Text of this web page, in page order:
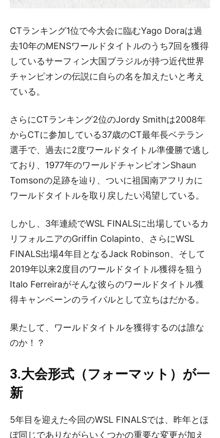
CTランキング1位で今大会に臨むYago Doraは過
去10年のMENSワールドタイトルのうち7回を獲得
しているサーフィン大国ブラジルが持つ近代世界
チャンピオンの伝説に自らの名を加えたいと考え
ている。
さらにCTランキング2位のJordy Smithは2008年
からCTに参加している37歳のCT最年長ベテラン
選手で、過去に2度ワールドタイトル準優勝で逃し
ており、1977年のワールドチャンピオンShaun
Tomsonの足跡を辿り、ついに祖国南アフリカに
ワールドタイトルを取り戻したい渇望している。
しかし、3年連続でWSL FINALSに出場しているカ
リフォルニアのGriffin Colapinto、さらにWSL
FINALS出場4年目となるJack Robinson、そして
2019年以来2度目のワールドタイトル獲得を狙う
Italo Ferreiraがそんな彼らのワールドタイトル獲
得キャンペーンのライバルとして立ちはだかる。
果たして、ワールドタイトルを獲得するのは誰な
のか！？
3.大会形式（フォーマット）が一
新
5年目を迎えた今回のWSL FINALSでは、昨年とほ
ぼ同じでありながらいくつかの重要な変更が加え